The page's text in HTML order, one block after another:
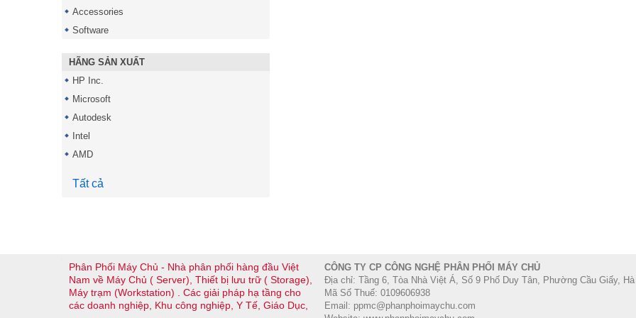
Accessories
Software
HÃNG SẢN XUẤT
HP Inc.
Microsoft
Autodesk
Intel
AMD
Tất cả
Phân Phối Máy Chủ - Nhà phân phối hàng đầu Việt
Nam về Máy Chủ ( Server), Thiết bị lưu trữ ( Storage),
Máy trạm (Workstation) . Các giải pháp hạ tầng cho
các doanh nghiệp, Khu công nghiệp, Y Tế, Giáo Dục,
CÔNG TY CP CÔNG NGHỆ PHÂN PHỐI MÁY CHỦ
Địa chỉ: Tầng 6, Tòa Nhà Việt Á, Số 9 Phố Duy Tân, Phường Cầu Giấy,
Mã Số Thuế: 0109606938
Email: ppmc@phanphoimaychu.com